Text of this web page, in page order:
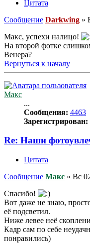
Цитата
Сообщение Darkwing »
Макс, успехи налицо!
На второй фотке
Венера?
Вернуться к началу
Макс
...
Сообщения: 4463
Зарегистрирован:
Re: Наши
Цитата
Сообщение Макс » Вс
Спасибо!
Вот даже не знаю,
её подсветил.
Ниже левее неё
Кадр сам по себе
понравились)